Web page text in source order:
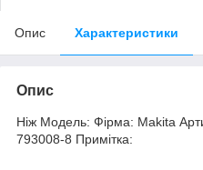
Опис Характеристики
Опис
Ніж Модель: Фірма: Makita
793008-8 Примітка: